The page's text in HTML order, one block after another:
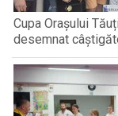
Cupa Orașului
desemnat